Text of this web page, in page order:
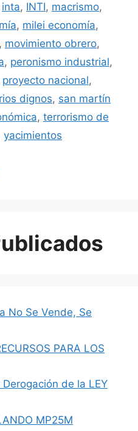
inta, INTI, macrismo,
, milei economía,
movimiento obrero,
, peronismo industrial,
proyecto nacional,
dignos, san martín
, terrorismo de
yacimientos
No Se Vende, Se
PARA LOS
de la LEY
MP25M